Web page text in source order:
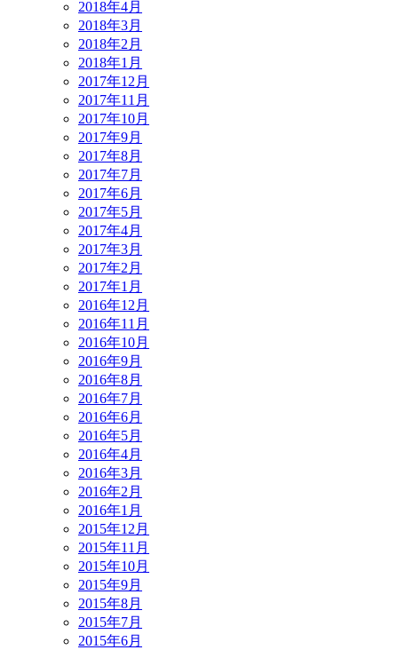
2018年4月
2018年3月
2018年2月
2018年1月
2017年12月
2017年11月
2017年10月
2017年9月
2017年8月
2017年7月
2017年6月
2017年5月
2017年4月
2017年3月
2017年2月
2017年1月
2016年12月
2016年11月
2016年10月
2016年9月
2016年8月
2016年7月
2016年6月
2016年5月
2016年4月
2016年3月
2016年2月
2016年1月
2015年12月
2015年11月
2015年10月
2015年9月
2015年8月
2015年7月
2015年6月